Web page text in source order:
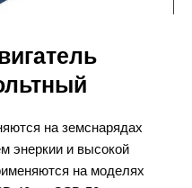
на земснарядах
энеркии и высокой
на моделях